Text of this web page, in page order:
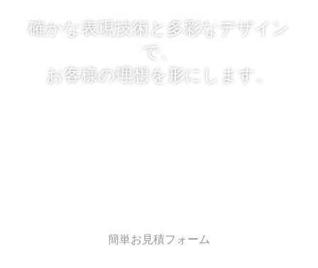
確かな表現技術と多彩なデザイン
で、
お客様の理想を形にします。
簡単お見積フォーム